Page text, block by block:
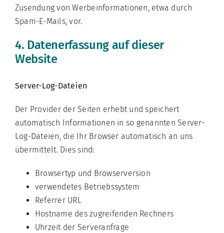
Zusendung von Werbeinformationen, etwa durch
Spam-E-Mails, vor.
4. Datenerfassung auf dieser
Website
Server-Log-Dateien
Der Provider der Seiten erhebt und speichert
automatisch Informationen in so genannten Server-
Log-Dateien, die Ihr Browser automatisch an uns
übermittelt. Dies sind:
Browsertyp und Browserversion
verwendetes Betriebssystem
Referrer URL
Hostname des zugreifenden Rechners
Uhrzeit der Serveranfrage